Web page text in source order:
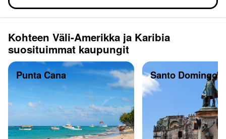
Kohteen Väli-Amerikka ja Karibia
suosituimmat kaupungit
Punta Cana Santo Domingo